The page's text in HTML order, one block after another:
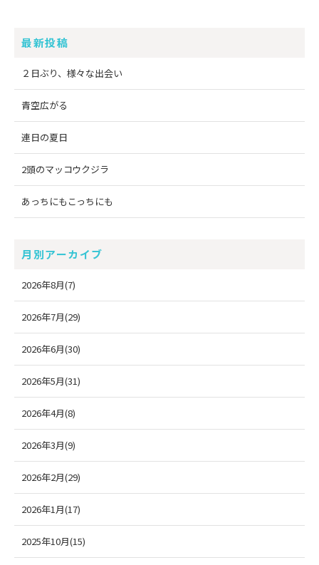
最新投稿
２日ぶり、様々な出会い
青空広がる
連日の夏日
2頭のマッコウクジラ
あっちにもこっちにも
月別アーカイブ
2026年8月(7)
2026年7月(29)
2026年6月(30)
2026年5月(31)
2026年4月(8)
2026年3月(9)
2026年2月(29)
2026年1月(17)
2025年10月(15)